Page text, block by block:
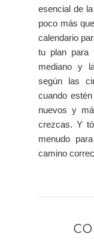
esencial de
poco más
calendario
tu plan para
mediano y
según las
cuando
nuevos y
crezcas. Y
menudo
camino